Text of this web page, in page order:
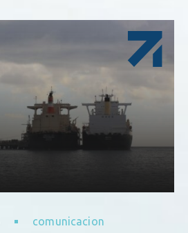
comunicacion